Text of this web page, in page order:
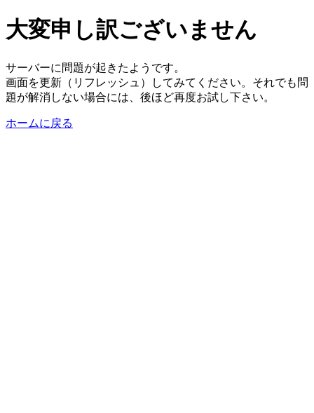
大変申し訳ございません
サーバーに問題が起きたようです。
画面を更新（リフレッシュ）してみてください。それでも問
題が解消しない場合には、後ほど再度お試し下さい。
ホームに戻る